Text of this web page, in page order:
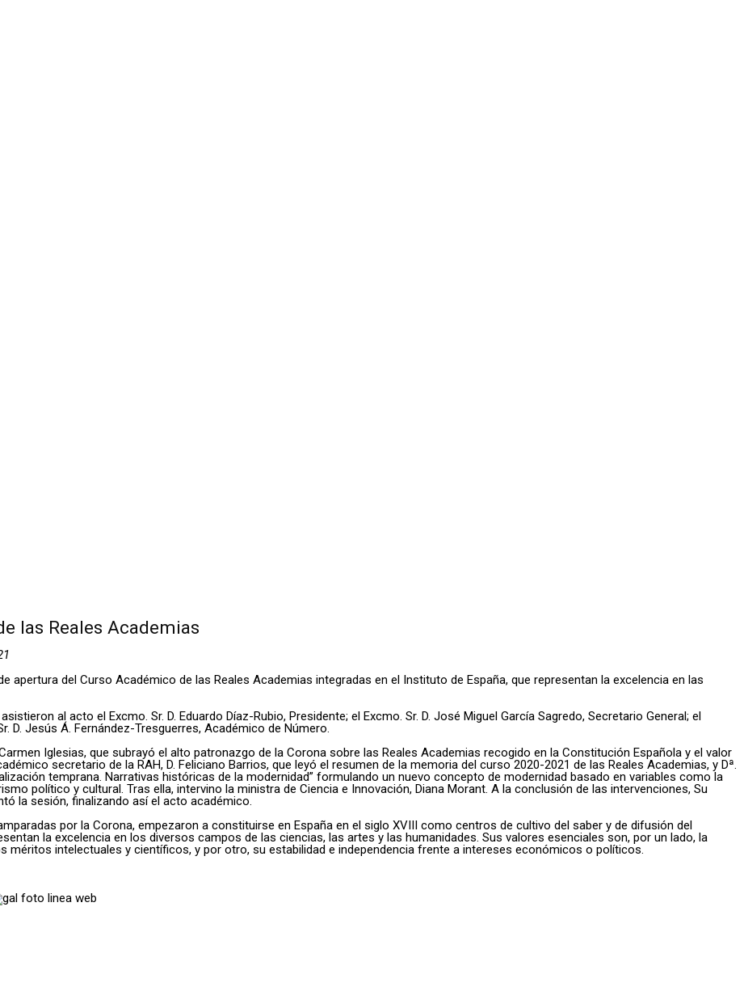
las Reales Academias
apertura del Curso Académico de las Reales Academias integradas en el Instituto de España, que representan la excelencia en las
al acto el Excmo. Sr. D. Eduardo Díaz-Rubio, Presidente; el Excmo. Sr. D. José Miguel García Sagredo, Secretario General; el
D. Jesús Á. Fernández-Tresguerres, Académico de Número.
Iglesias, que subrayó el alto patronazgo de la Corona sobre las Reales Academias recogido en la Constitución Española y el valor
secretario de la RAH, D. Feliciano Barrios, que leyó el resumen de la memoria del curso 2020-2021 de las Reales Academias, y Dª.
temprana. Narrativas históricas de la modernidad” formulando un nuevo concepto de modernidad basado en variables como la
político y cultural. Tras ella, intervino la ministra de Ciencia e Innovación, Diana Morant. A la conclusión de las intervenciones, Su
la sesión, finalizando así el acto académico.
por la Corona, empezaron a constituirse en España en el siglo XVIII como centros de cultivo del saber y de difusión del
la excelencia en los diversos campos de las ciencias, las artes y las humanidades. Sus valores esenciales son, por un lado, la
intelectuales y científicos, y por otro, su estabilidad e independencia frente a intereses económicos o políticos.